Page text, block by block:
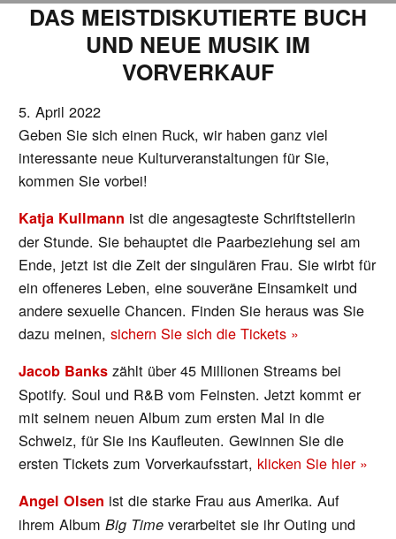
DAS MEISTDISKUTIERTE BUCH
UND NEUE MUSIK IM
VORVERKAUF
5. April 2022
Geben Sie sich einen Ruck, wir haben ganz viel
interessante neue Kulturveranstaltungen für Sie,
kommen Sie vorbei!
Katja Kullmann ist die angesagteste Schriftstellerin
der Stunde. Sie behauptet die Paarbeziehung sei am
Ende, jetzt ist die Zeit der singulären Frau. Sie wirbt für
ein offeneres Leben, eine souveräne Einsamkeit und
andere sexuelle Chancen. Finden Sie heraus was Sie
dazu meinen,sichern Sie sich die Tickets »
Jacob Banks zählt über 45 Millionen Streams bei
Spotify. Soul und R&B vom Feinsten. Jetzt kommt er
mit seinem neuen Album zum ersten Mal in die
Schweiz, für Sie ins Kaufleuten. Gewinnen Sie die
ersten Tickets zum Vorverkaufsstart, klicken Sie hier »
Angel Olsen ist die starke Frau aus Amerika. Auf
ihrem AlbumBig Time verarbeitet sie ihr Outing und